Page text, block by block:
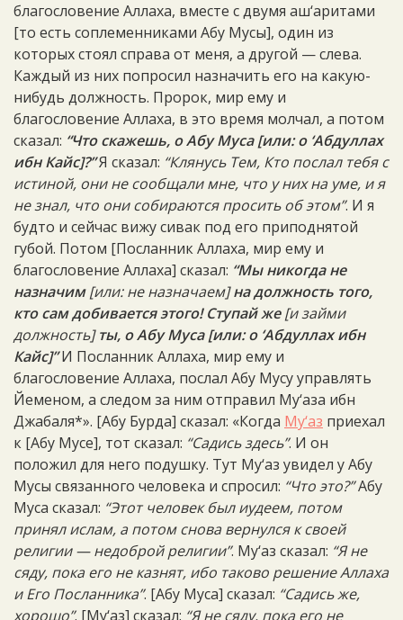
благословение Аллаха, вместе с двумя аш‘аритами
[то есть соплеменниками Абу Мусы], один из
которых стоял справа от меня, а другой — слева.
Каждый из них попросил назначить его на какую-
нибудь должность. Пророк, мир ему и
благословение Аллаха, в это время молчал, а потом
сказал: “Что скажешь, о Абу Муса [или: о ‘Абдуллах
ибн Кайс]?”Я сказал: “Клянусь Тем, Кто послал тебя с
истиной, они не сообщали мне, что у них на уме, и я
не знал, что они собираются просить об этом”. И я
будто и сейчас вижу сивак под его приподнятой
губой. Потом [Посланник Аллаха, мир ему и
благословение Аллаха] сказал: “Мы никогда не
назначим[или: не назначаем]на должность того,
кто сам добивается этого! Ступай же[и займи
должность]ты, о Абу Муса [или: о ‘Абдуллах ибн
Кайс]”И Посланник Аллаха, мир ему и
благословение Аллаха, послал Абу Мусу управлять
Йеменом, а следом за ним отправил Му‘аза ибн
Джабаля*». [Абу Бурда] сказал: «Когда Му‘аз приехал
к [Абу Мусе], тот сказал: “Садись здесь”. И он
положил для него подушку. Тут Му‘аз увидел у Абу
Мусы связанного человека и спросил: “Что это?”Абу
Муса сказал: “Этот человек был иудеем, потом
принял ислам, а потом снова вернулся к своей
религии — недоброй религии”. Му‘аз сказал: “Я не
сяду, пока его не казнят, ибо таково решение Аллаха
и Его Посланника”. [Абу Муса] сказал: “Садись же,
хорошо”. [Му‘аз] сказал: “Я не сяду, пока его не